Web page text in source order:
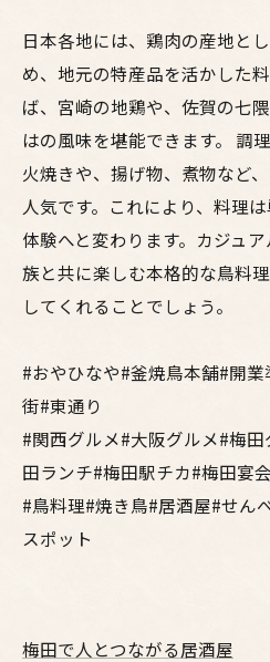
日本各地には、鶏肉の産地と
め、地元の特産品を活かした
ば、宮崎の地鶏や、佐賀の七
はの風味を堪能できます。 調
火焼きや、揚げ物、煮物など
人気です。これにより、料理
体験へと変わります。カジュ
族と共に楽しむ本格的な鳥料
してくれることでしょう。
#おやひなや#釜焼鳥本舗#開
街#東通り
#関西グルメ#大阪グルメ#梅
田ランチ#梅田駅チカ#梅田宴会
#鳥料理#焼き鳥#居酒屋#せん
スポット
梅田で人とつながる居酒屋